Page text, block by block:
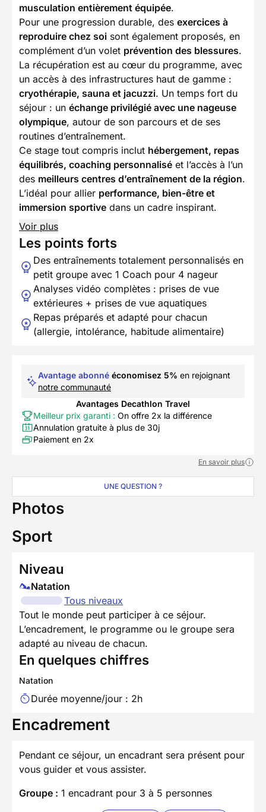
musculation entièrement équipée.
Pour une progression durable, des exercices à
reproduire chez soi sont également proposés, en
complément d’un volet prévention des blessures.
La récupération est au cœur du programme, avec
un accès à des infrastructures haut de gamme :
cryothérapie, sauna et jacuzzi. Un temps fort du
séjour : un échange privilégié avec une nageuse
olympique, autour de son parcours et de ses
routines d’entraînement.
Ce stage tout compris inclut hébergement, repas
équilibrés, coaching personnalisé et l’accès à l’un
des meilleurs centres d’entraînement de la région.
L’idéal pour allier performance, bien-être et
immersion sportive dans un cadre inspirant.
Voir plus
Les points forts
Des entraînements totalement personnalisés en
petit groupe avec 1 Coach pour 4 nageur
Analyses vidéo complètes : prises de vue
extérieures + prises de vue aquatiques
Repas préparés et adapté pour chacun
(allergie, intolérance, habitude alimentaire)
Avantage abonné économisez 5% en rejoignant
notre communauté
Avantages Decathlon Travel
Meilleur prix garanti : On offre 2x la différence
Annulation gratuite à plus de 30j
Paiement en 2x
En savoir plus
UNE QUESTION ?
Photos
Sport
Niveau
Natation
Tous niveaux
Tout le monde peut participer à ce séjour.
L’encadrement, le programme ou le groupe sera
adapté au niveau de chacun.
En quelques chiffres
Natation
Durée moyenne/jour : 2h
Encadrement
Pendant ce séjour, un encadrant sera présent pour
vous guider et vous assister.
Groupe : 1 encadrant pour 3 à 5 personnes